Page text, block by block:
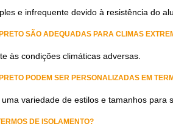
e infrequente devido à resistência do
SÃO ADEQUADAS PARA CLIMAS
às condições climáticas adversas.
PODEM SER PERSONALIZADAS EM
variedade de estilos e tamanhos para
DE ISOLAMENTO?